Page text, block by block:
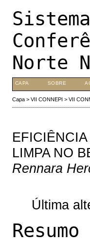
Norte
CAPA SOBRE
Capa> VII CONNEPI > VII
LIMPA NO
Rennara
Última
Resumo